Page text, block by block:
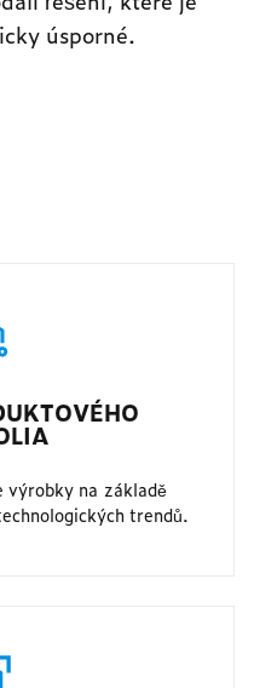
úsporné.
výrobky na základě
trendů.